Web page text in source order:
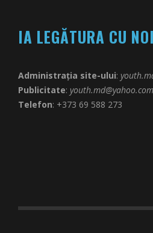
IA LEGĂTURA CU
Administrația site-ului:
Publicitate: youth.md@yahoo.com
Telefon: +373 69 588 273